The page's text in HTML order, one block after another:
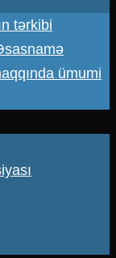
tərkibi
ümumi